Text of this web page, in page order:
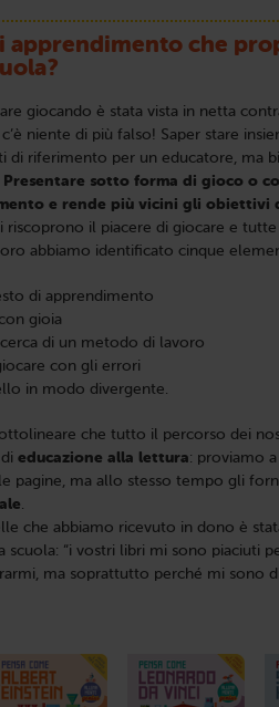
apprendimento che
giocando è stata vista in netta
niente di più falso! Saper stare
di riferimento per un educatore, ma
Presentare sotto forma di gioco o
e rende più vicini gli obiettivi
riscoprono il piacere di giocare e
abbiamo identificato cinque
di apprendimento
gioia
di un metodo di lavoro
con gli errori
in modo divergente.
che tutto il percorso dei
educazione alla lettura: proviamo
pagine, ma allo stesso tempo gli
.
che abbiamo ricevuto in dono è
scuola: “i vostri libri mi sono piaciuti
ma soprattutto perché mi sono